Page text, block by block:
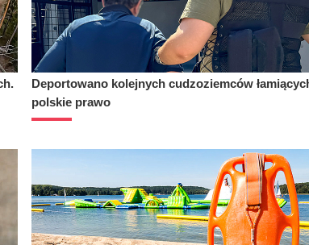
Deportowano kolejnych cudzoziemców
polskie prawo